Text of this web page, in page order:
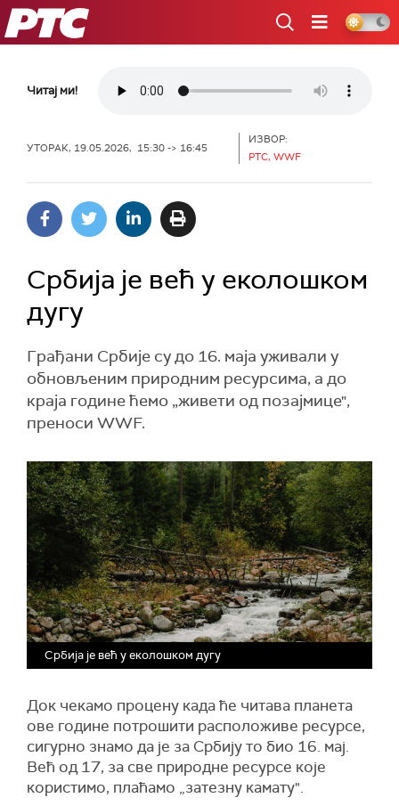
РТС
Читај ми!
УТОРАК, 19.05.2026, 15:30 -> 16:45
ИЗВОР:
РТС, WWF
Србија је већ у еколошком
дугу
Грађани Србије су до 16. маја уживали у
обновљеним природним ресурсима, а до
краја године ћемо „живети од позајмице",
преноси WWF.
Србија је већ у еколошком дугу
Док чекамо процену када ће читава планета
ове године потрошити расположиве ресурсе,
сигурно знамо да је за Србију то био 16. мај.
Већ од 17, за све природне ресурсе које
користимо, плаћамо „затезну камату".